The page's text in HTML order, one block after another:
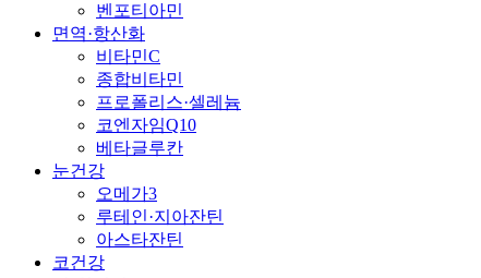
벤포티아민
면역·항산화
비타민C
종합비타민
프로폴리스·셀레늄
코엔자임Q10
베타글루칸
눈건강
오메가3
루테인·지아잔틴
아스타잔틴
코건강